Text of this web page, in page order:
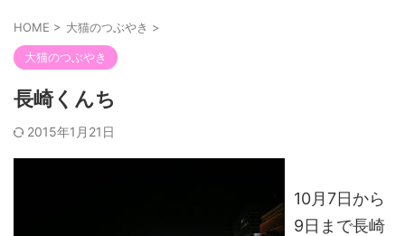
HOME > 大猫のつぶやき >
大猫のつぶやき
長崎くんち
2015年1月21日
10月7日から
9日まで長崎